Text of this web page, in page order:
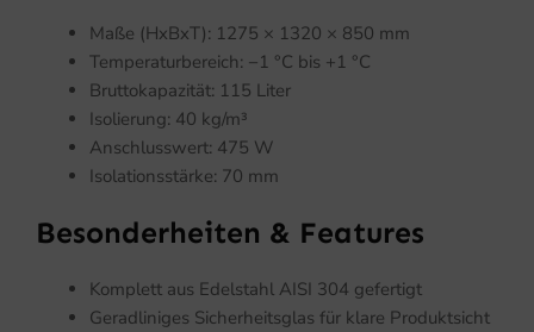
Maße (HxBxT): 1275 × 1320 × 850 mm
Temperaturbereich: −1 °C bis +1 °C
Bruttokapazität: 115 Liter
Isolierung: 40 kg/m³
Anschlusswert: 475 W
Isolationsstärke: 70 mm
Besonderheiten & Features
Komplett aus Edelstahl AISI 304 gefertigt
Geradliniges Sicherheitsglas für klare Produktsicht